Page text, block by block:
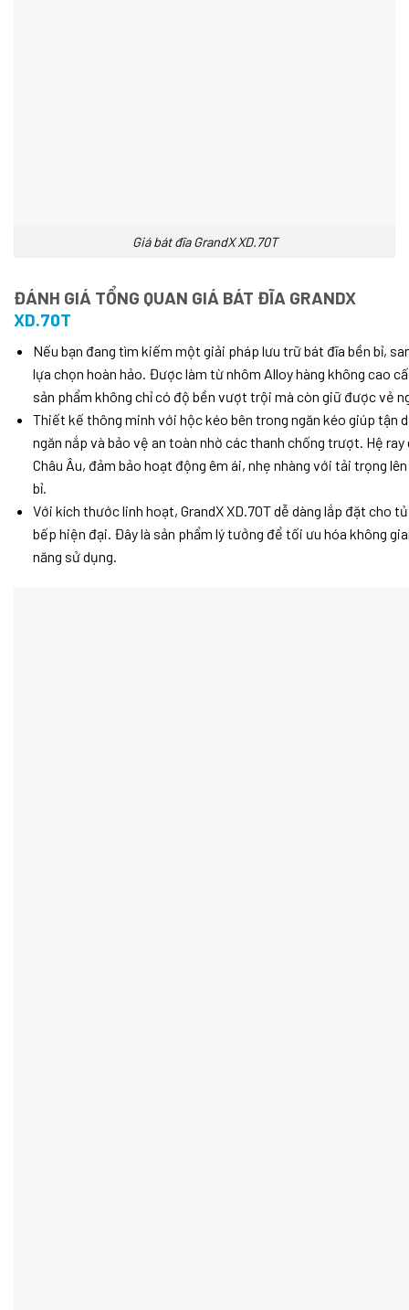
Giá bát đĩa GrandX XD.70T
ĐÁNH GIÁ TỔNG QUAN GIÁ BÁT ĐĨA GRANDX
XD.70T
Nếu bạn đang tìm kiếm một giải pháp lưu trữ bát đĩa bền bỉ,
lựa chọn hoàn hảo. Được làm từ nhôm Alloy hàng không cao
sản phẩm không chỉ có độ bền vượt trội mà còn giữ được vẻ
Thiết kế thông minh với hộc kéo bên trong ngăn kéo giúp tận
ngăn nắp và bảo vệ an toàn nhờ các thanh chống trượt. Hệ
Châu Âu, đảm bảo hoạt động êm ái, nhẹ nhàng với tải trọng
bỉ.
Với kích thước linh hoạt, GrandX XD.70T dễ dàng lắp đặt cho
bếp hiện đại. Đây là sản phẩm lý tưởng để tối ưu hóa không
năng sử dụng.